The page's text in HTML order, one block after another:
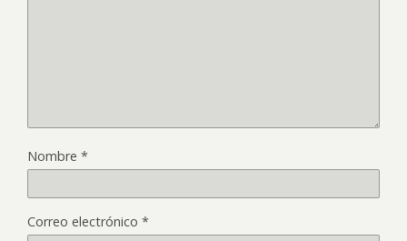
Nombre *
Correo electrónico *